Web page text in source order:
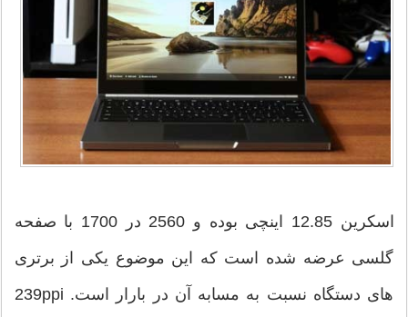
اسکرین 12.85 اینچی بوده و 2560 در 1700 با صفحه
گلسی عرضه شده است که این موضوع یکی از برتری
های دستگاه نسبت به مسابه آن در بارار است. 239ppi